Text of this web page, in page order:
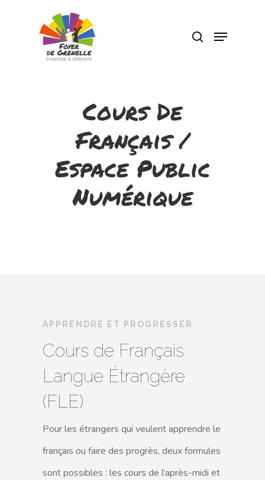
Pressez Entrée pour rechercher ou Echap
Cours De
Français /
Espace Public
Numérique
APPRENDRE ET PROGRESSER
Cours de Français
Langue Étrangère
(FLE)
Pour les étrangers qui veulent apprendre le
français ou faire des progrès, deux formules
sont possibles : les cours de l’après-midi et